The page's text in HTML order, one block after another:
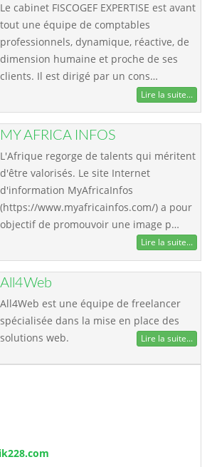
Le cabinet FISCOGEF EXPERTISE est avant
tout une équipe de comptables
professionnels, dynamique, réactive, de
dimension humaine et proche de ses
clients. Il est dirigé par un cons…
Lire la suite...
MY AFRICA INFOS
L'Afrique regorge de talents qui méritent
d'être valorisés. Le site Internet
d'information MyAfricaInfos
(https://www.myafricainfos.com/) a pour
objectif de promouvoir une image p…
Lire la suite...
All4Web
All4Web est une équipe de freelancer
spécialisée dans la mise en place des
solutions web.
Lire la suite...